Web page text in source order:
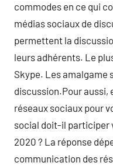
commodes en ce qui
médias sociaux de
permettent la
leurs adhérents. Le
Skype. Les amalgame
discussion.Pour aussi,
réseaux sociaux pour
social doit-il participer
2020 ? La réponse
communication des